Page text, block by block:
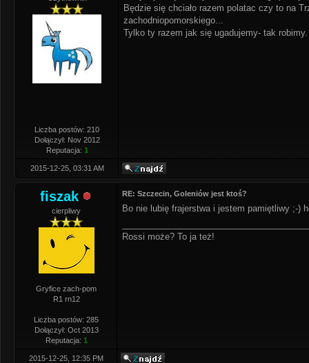
Liczba postów: 210
Dołączył: Nov 2012
Reputacja: 1
Będzie się chciało razem polatac czy to na
zachodniopomorskiego...
Tylko ty razem jak się ugadujemy- tak robimy.
2015-12-25, 03:31 AM
fiszak
cierpliwy
Gryfice zach-pom
R1 rn12
Liczba postów: 285
Dołączył: Oct 2013
Reputacja: 1
RE: Szczecin, Goleniów jest ktoś?
Bo nie lubię frajerstwa i jestem pamiętliwy ;-)
Rossi może? To ja też!
2015-12-25, 12:35 PM